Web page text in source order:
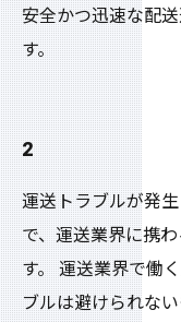
安全かつ迅速な配
す。
2
運送トラブルが発
で、運送業界に携
す。 運送業界で働
ブルは避けられな